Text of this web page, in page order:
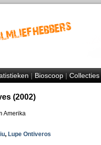
|Bioscoop|Collecties
(2002)
Amerika
, Lupe Ontiveros